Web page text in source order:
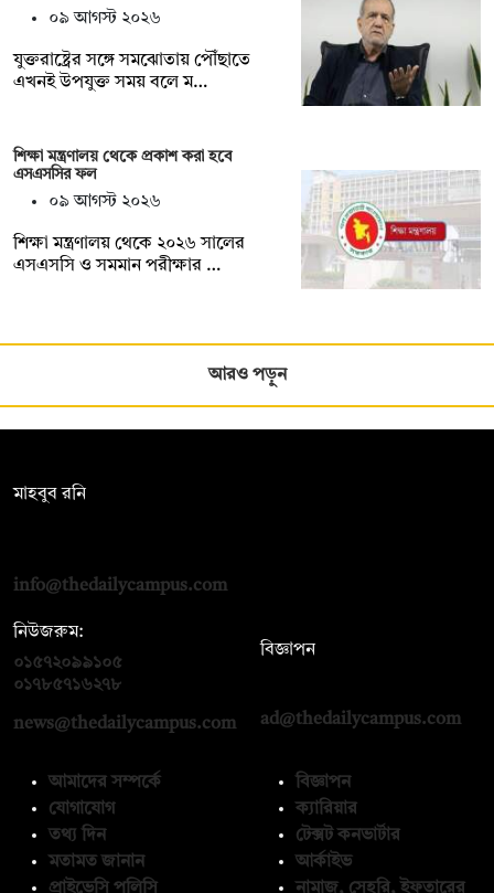
০৯ আগস্ট ২০২৬
যুক্তরাষ্ট্রের সঙ্গে সমঝোতায় পৌঁছাতে
এখনই উপযুক্ত সময় বলে ম…
শিক্ষা মন্ত্রণালয় থেকে প্রকাশ করা হবে
এসএসসির ফল
০৯ আগস্ট ২০২৬
শিক্ষা মন্ত্রণালয় থেকে ২০২৬ সালের
এসএসসি ও সমমান পরীক্ষার …
আরও পড়ুন
মাহবুব রনি
info@thedailycampus.com
নিউজরুম:
০১৫৭২০৯৯১০৫
০১৭৮৫৭১৬২৭৮
news@thedailycampus.com
বিজ্ঞাপন
ad@thedailycampus.com
আমাদের সম্পর্কে
যোগাযোগ
তথ্য দিন
মতামত জানান
প্রাইভেসি পলিসি
বিজ্ঞাপন
ক্যারিয়ার
টেক্সট কনভার্টার
আর্কাইভ
নামাজ, সেহরি, ইফতারের